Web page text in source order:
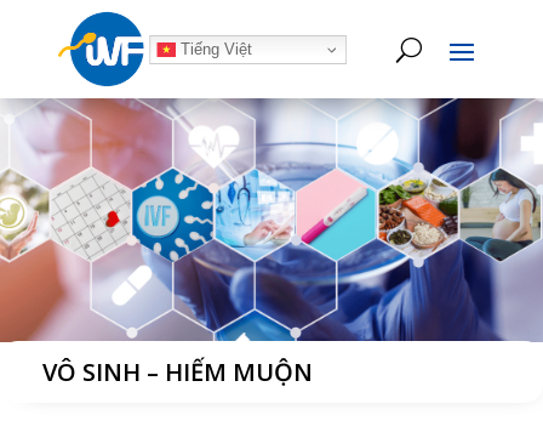
Tiếng Việt
VÔ SINH – HIẾM MUỘN